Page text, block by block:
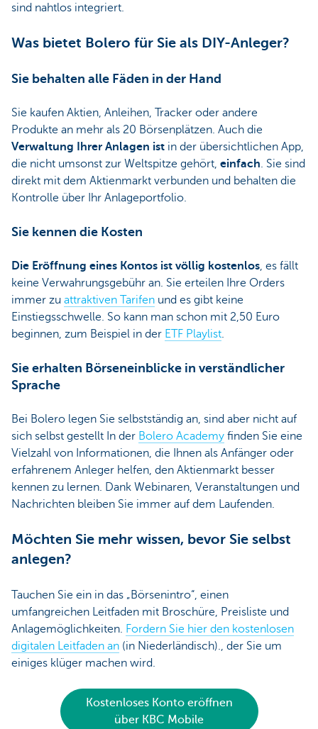
sind nahtlos integriert.
Was bietet Bolero für Sie als DIY-Anleger?
Sie behalten alle Fäden in der Hand
Sie kaufen Aktien, Anleihen, Tracker oder andere
Produkte an mehr als 20 Börsenplätzen. Auch die
Verwaltung Ihrer Anlagen ist in der übersichtlichen App,
die nicht umsonst zur Weltspitze gehört, einfach. Sie sind
direkt mit dem Aktienmarkt verbunden und behalten die
Kontrolle über Ihr Anlageportfolio.
Sie kennen die Kosten
Die Eröffnung eines Kontos ist völlig kostenlos, es fällt
keine Verwahrungsgebühr an. Sie erteilen Ihre Orders
immer zu attraktiven Tarifen und es gibt keine
Einstiegsschwelle. So kann man schon mit 2,50 Euro
beginnen, zum Beispiel in der ETF Playlist.
Sie erhalten Börseneinblicke in verständlicher
Sprache
Bei Bolero legen Sie selbstständig an, sind aber nicht auf
sich selbst gestellt In der Bolero Academy finden Sie eine
Vielzahl von Informationen, die Ihnen als Anfänger oder
erfahrenem Anleger helfen, den Aktienmarkt besser
kennen zu lernen. Dank Webinaren, Veranstaltungen und
Nachrichten bleiben Sie immer auf dem Laufenden.
Möchten Sie mehr wissen, bevor Sie selbst
anlegen?
Tauchen Sie ein in das „Börsenintro“, einen
umfangreichen Leitfaden mit Broschüre, Preisliste und
Anlagemöglichkeiten. Fordern Sie hier den kostenlosen
digitalen Leitfaden an (in Niederländisch)., der Sie um
einiges klüger machen wird.
Kostenloses Konto eröffnen
über KBC Mobile